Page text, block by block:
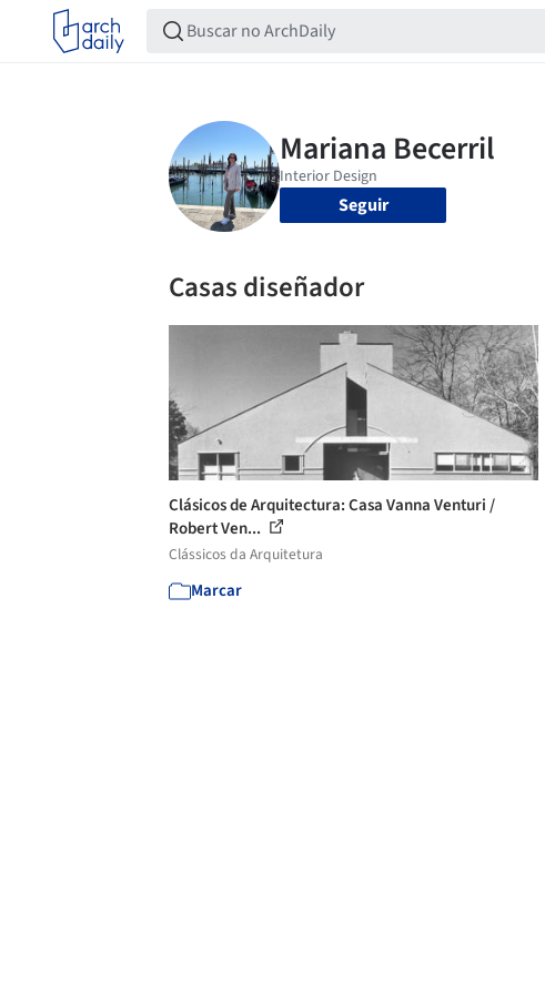
Seguir
Casas diseñador
Clásicos de Arquitectura: Casa Vanna Venturi /
Robert Ven...
Clássicos da Arquitetura
Marcar